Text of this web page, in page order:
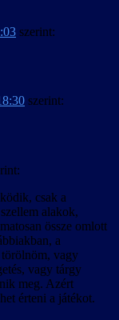
szerint:
szerint:
csak a
alakok,
össze omlott
a
törölnöm, vagy
vagy tárgy
meg. Azért
érteni a játékot.